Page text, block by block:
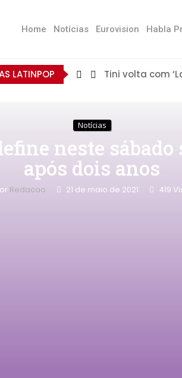
Home Notícias Eurovision Habla
LATINPOP Tini volta com
Notícias
neste sábado
após dois anos
Redacao 21 de maio de 2021 419